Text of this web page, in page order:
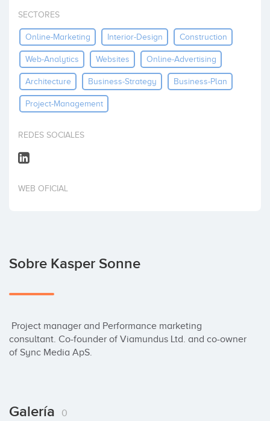
Invertir
SECTORES
Online-Marketing Interior-Design Construction
Web-Analytics Websites Online-Advertising
Architecture Business-Strategy Business-Plan
Project-Management
REDES SOCIALES
WEB OFICIAL
Sobre Kasper Sonne
consultant. Co-founder of Viamundus Ltd. and co-owner
of Sync Media ApS.
Galería 0